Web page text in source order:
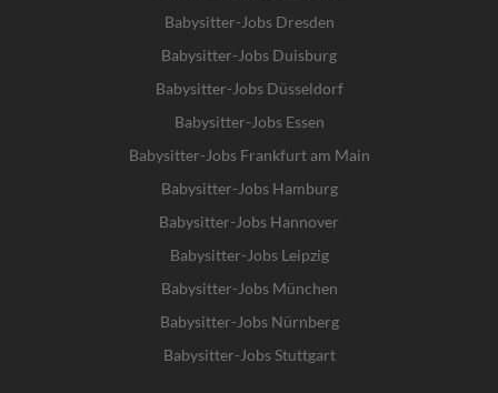
Babysitter-Jobs Dresden
Babysitter-Jobs Duisburg
Babysitter-Jobs Düsseldorf
Babysitter-Jobs Essen
Babysitter-Jobs Frankfurt am Main
Babysitter-Jobs Hamburg
Babysitter-Jobs Hannover
Babysitter-Jobs Leipzig
Babysitter-Jobs München
Babysitter-Jobs Nürnberg
Babysitter-Jobs Stuttgart